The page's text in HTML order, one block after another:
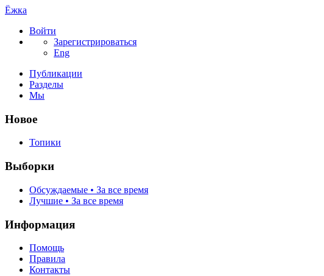
Ёжка
Войти
Зарегистрироваться
Eng
Публикации
Разделы
Мы
Новое
Топики
Выборки
Обсуждаемые • За все время
Лучшие • За все время
Информация
Помощь
Правила
Контакты